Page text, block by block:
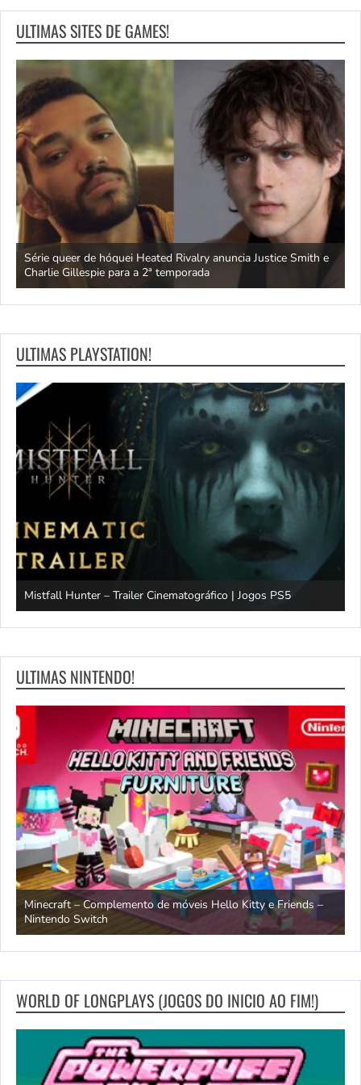
ULTIMAS SITES DE GAMES!
Série queer de hóquei Heated Rivalry anuncia Justice Smith e
Charlie Gillespie para a 2ª temporada
ULTIMAS PLAYSTATION!
Mistfall Hunter – Trailer Cinematográfico | Jogos PS5
ULTIMAS NINTENDO!
Minecraft – Complemento de móveis Hello Kitty e Friends –
Nintendo Switch
WORLD OF LONGPLAYS (JOGOS DO INICIO AO FIM!)